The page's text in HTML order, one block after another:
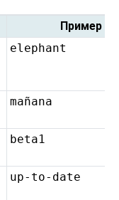
Пример
elephant
mañana
beta1
up-to-date